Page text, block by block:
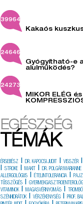
39964
Kakaós
24646
Gyógyítható-e
alulműködés?
24273
MIKOR ELÉG
EGÉSZSÉG
TÉMÁK
ÉRSEBÉSZ | DR. KAPOCSI JUDIT | VISSZÉR |
| STROKE | MAKIT | DR. POLGÁR MARIANNE
ALLERGOLÓGUS | ÉTELINTOLERANCIA |
TÜSSZÖGÉS |
VITAMINOK| MAGASVÉRNYOMÁS |
SZÉNHIDRÁTOK| VÉRZÉKENYSÉG | PROF.